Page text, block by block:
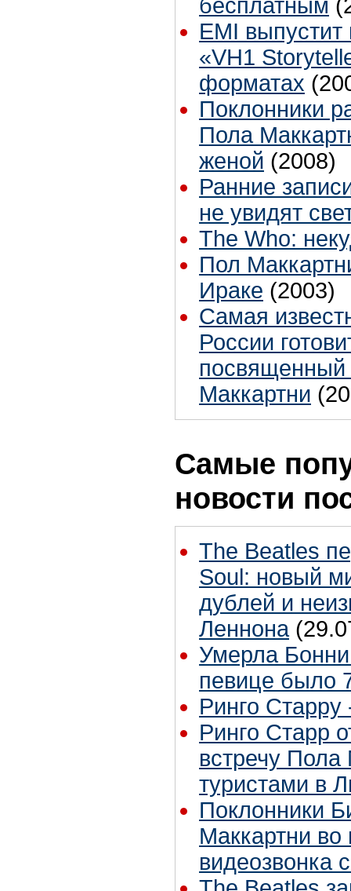
бесплатным
EMI
«VH1
форматах
Поклонники
Пола
женой (2008)
Ранние
не увидят
The Who:
Пол
Ираке (2003)
Самая
России
посвященный
Маккартни
Самые
новости
The Beatles
Soul: новый
дублей и
Леннона
Умерла
певице было
Ринго Старру
Ринго Старр
встречу Пола
туристами в
Поклонники
Маккартни во
видеозвонка